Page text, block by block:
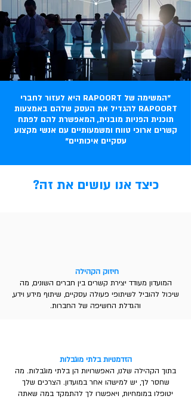
"המשימה של RAPOORT היא לעזור לחברי
RAPOORT להגדיל את העסק שלהם באמצעות
תוכנית הפניות מובנית, המאפשרת להם לפתח
קשרים ארוכי טווח ומשמעותיים עם אנשי מקצוע
עסקיים איכותיים"
כיצד אנו עושים את זה?
חיזוק הקהילה
המועדון מעודד יצירת קשרים בין חברים השונים, מה
שיכול להוביל לשיתופי פעולה עסקיים, שיתוף מידע וידע,
והגדלת החשיפה של החברות.​
הזדמנויות בלתי מוגבלות
בתוך הקהילה שלנו, האפשרויות הן בלתי מוגבלות. מה
שחסר לך, יש למישהו אחר במועדון. הצרכים שלך
יטופלו במומחיות, ויאפשרו לך להתמקד במה שאתה